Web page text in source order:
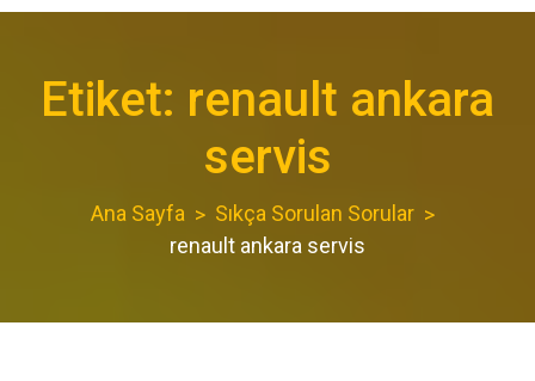
Etiket: renault ankara
servis
Ana Sayfa
Sıkça Sorulan Sorular
renault ankara servis